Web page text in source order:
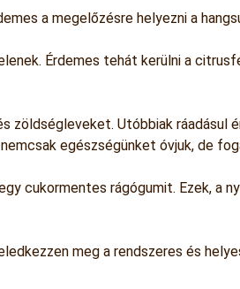
a megelőzésre helyezni a
Érdemes tehát kerülni a
zöldségleveket. Utóbbiak ráadásul
egészségünket óvjuk, de
cukormentes rágógumit. Ezek, a
meg a rendszeres és